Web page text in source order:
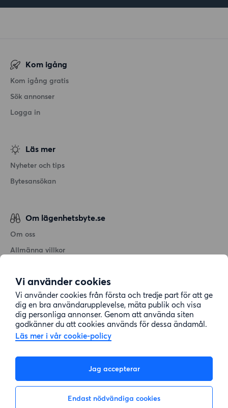
Vi använder cookies
Vi använder cookies från första och tredje part för att ge
dig en bra användarupplevelse, mäta publik och visa
dig personliga annonser. Genom att använda siten
godkänner du att cookies används för dessa ändamål.
Läs mer i vår cookie-policy
Jag accepterar
Endast nödvändiga cookies
Kom igång
Kom igång gratis
Sök annonser
Logga in
Läs mer
Nyheter och tips
Bytesansökan
Om lägenhetsbyte.se
Om oss
Allmänna villkor
Cookiepolicy
Sitemap
Kundtjänst
08-22 00 90